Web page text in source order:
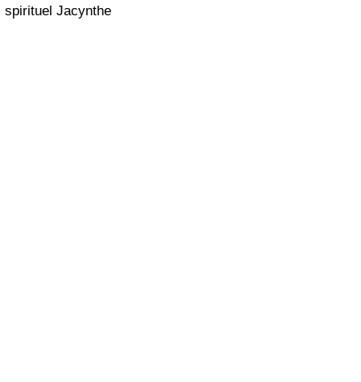
spirituel Jacynthe